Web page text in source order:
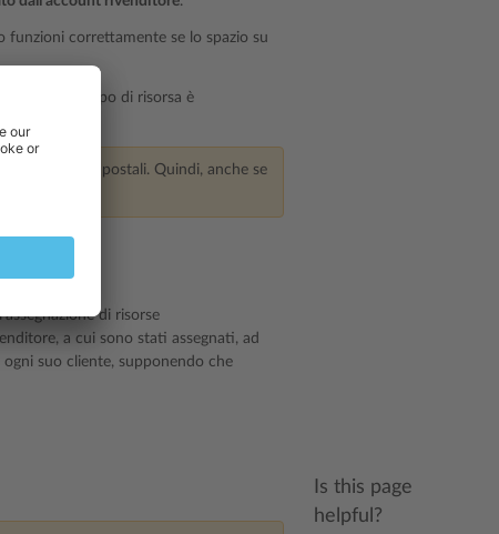
funzioni correttamente se lo spazio su
nessun tipo di risorsa è
delle caselle postali. Quindi, anche se
con il piano.
di risorse
a cui sono stati assegnati, ad
ogni suo cliente, supponendo che
Is this page
helpful?